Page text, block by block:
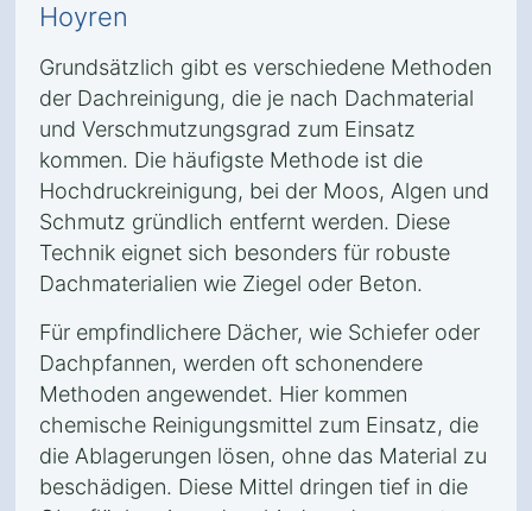
Hoyren
Grundsätzlich gibt es verschiedene Methoden
der Dachreinigung, die je nach Dachmaterial
und Verschmutzungsgrad zum Einsatz
kommen. Die häufigste Methode ist die
Hochdruckreinigung, bei der Moos, Algen und
Schmutz gründlich entfernt werden. Diese
Technik eignet sich besonders für robuste
Dachmaterialien wie Ziegel oder Beton.
Für empfindlichere Dächer, wie Schiefer oder
Dachpfannen, werden oft schonendere
Methoden angewendet. Hier kommen
chemische Reinigungsmittel zum Einsatz, die
die Ablagerungen lösen, ohne das Material zu
beschädigen. Diese Mittel dringen tief in die